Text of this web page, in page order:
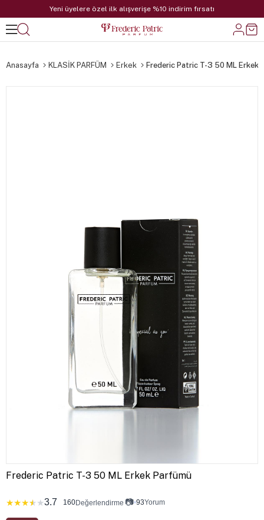
Yeni üyelere özel ilk alışverişe %10 indirim fırsatı
Anasayfa KLASİK PARFÜM Erkek Frederic Patric T-3 50 ML Erkek
Frederic Patric T-3 50 ML Erkek Parfümü
★★★★★3.7 160Değerlendirme 📷•93Yorum